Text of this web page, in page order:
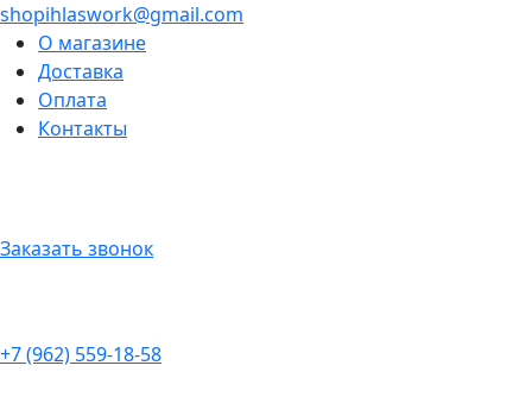
shopihlaswork@gmail.com
О магазине
Доставка
Оплата
Контакты
Заказать звонок
+7 (962) 559-18-58